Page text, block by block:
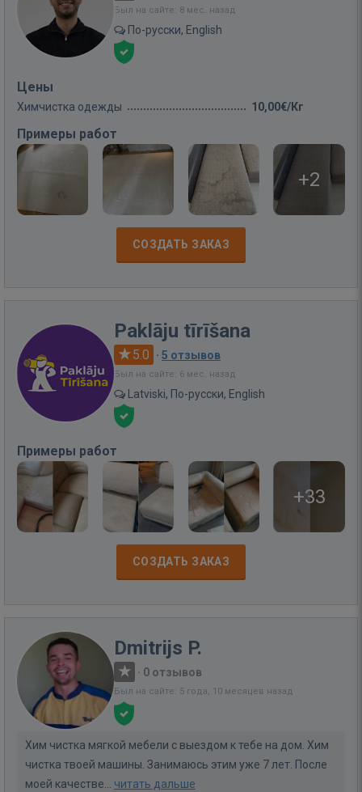
Был на сайте: 8 мес. назад
По-русски, English
Цены
Химчистка одежды 10,00€/Кг
Примеры работ
+2
СОЗДАТЬ ЗАКАЗ
Paklāju tīrīšana
5.0 · 5 отзывов
Был на сайте: 6 мес. назад
Latviski, По-русски, English
Примеры работ
+33
СОЗДАТЬ ЗАКАЗ
Dmitrijs P.
· 0 отзывов
Был на сайте: 5 года, 10 месяцев назад
Хим чистка мягкой мебели с выездом к тебе на дом. Хим
чистка твоей машины. Занимаюсь этим уже 7 лет. После
моей качестве... читать дальше